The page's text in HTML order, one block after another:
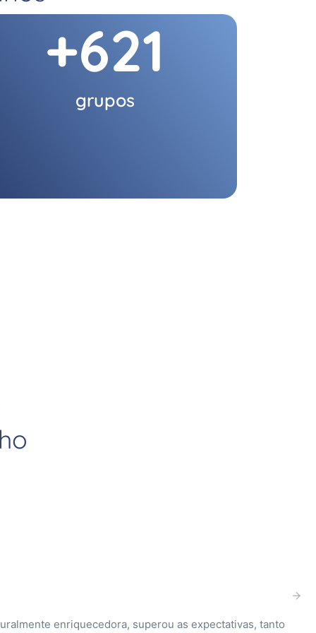
grupos
+621
o momentos em que saímos de Salto ate o